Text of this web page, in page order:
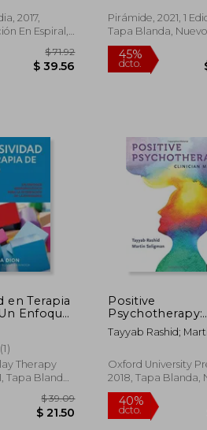
2017,
En Espiral,
$ 39.56
Pirámide, 2021, 1
Tapa Blanda, Nuevo
en Terapia
Enfoque
Para
de la
(1)
Therapy
Tapa Blanda,
Positive
Psychotherapy:
Clinician Manual
Inglés)
Tayyab Rashid;
Oxford University
2018, Tapa Blanda,